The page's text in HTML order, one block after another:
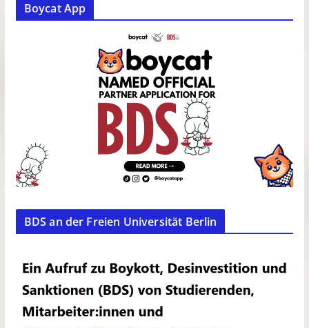
Boycat App
BDS an der Freien Universität Berlin